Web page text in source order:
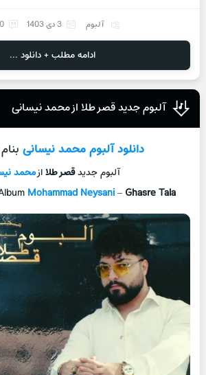
آلبوم 3 دی 1403 0 نظر
ادامه مطلب + دانلود ...
آلبوم جدید قصر طلا از محمد نیسانی
دانلود آلبوممحمد نیسانی
آلبوم جدیدقصر طلاازمحمد
Mohammad Neysani– Ghasre Tala